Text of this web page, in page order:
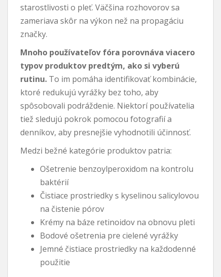
starostlivosti o pleť. Väčšina rozhovorov sa
zameriava skôr na výkon než na propagáciu
značky.
Mnoho používateľov fóra porovnáva viacero
typov produktov predtým, ako si vyberú
rutinu. To im pomáha identifikovať kombinácie,
ktoré redukujú vyrážky bez toho, aby
spôsobovali podráždenie. Niektorí používatelia
tiež sledujú pokrok pomocou fotografií a
denníkov, aby presnejšie vyhodnotili účinnosť.
Medzi bežné kategórie produktov patria:
Ošetrenie benzoylperoxidom na kontrolu
baktérií
Čistiace prostriedky s kyselinou salicylovou
na čistenie pórov
Krémy na báze retinoidov na obnovu pleti
Bodové ošetrenia pre cielené vyrážky
Jemné čistiace prostriedky na každodenné
použitie